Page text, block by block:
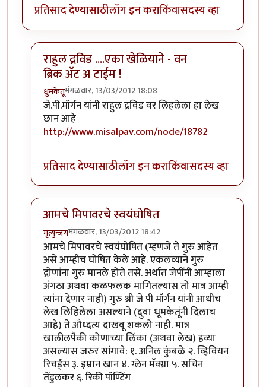
प्रतिसाद देण्यासाठीलॉग इन कराकिंवासदस्य व्हा
राहुल द्रविड ....एका खेळियाने - वन
ब्रिक अ‍ॅट अ टाईम !
धुमकेतूमंगळवार, 13/03/2012 18:08
In reply toराहुल द्रविड बद्द्ल पण लिहाbyपक पक पक
जे.पी.मॉर्गन यांनी राहुल द्रविड वर लिहलेला हालेख
छान आहे
http://www.misalpav.com/node/18782
प्रतिसाद देण्यासाठीलॉग इन कराकिंवासदस्य व्हा
आमचे मिपावरचे स्वयंघोषित
मृत्युन्जयमंगळवार, 13/03/2012 18:42
In reply toराहुल द्रविड बद्द्ल पण लिहाbyपक पक पक
आमचे मिपावरचे स्वयंघोषित (म्हणजे ते गुरु आहेत
असे आम्हीच घोषित केले आहे. एकलव्याने गुरु
द्रोणांना गुरु मानले होते तसे. अर्थात जेपींनी आम्हाला
अंगठा अथवा कळफलक मागितल्यास तो मात्र आम्ही
त्यांना देणार नाही) गुरु श्री जे पी मॉर्गन यांनी आधीच
लेख लिहिलेला असल्याने (दुवा धूमकेतूंनी दिलाच
आहे) ते औध्दत्य दाखवू शकलो नाही. मात्र
खालीलपैकी कोणाच्या लिंका (अथवा लेख) हव्या
असल्यास जरुर सांगावे: १. अनिल कुंबळे २. व्हिवियन
रिचर्ड्स ३. इम्रान खान ४. ग्लेन मॅक्ग्रा ५. सचिन
तेंडुलकर ६. रिकी पॉण्टिंग